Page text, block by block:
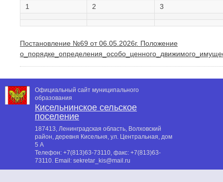
1
2 3
Постановление №69 от 06.05.2026г. Положение
Официальный сайт муниципального
образования
Кисельнинское сельское
поселение
187413, Ленинградская область, Волховский
район, деревня Кисельня, ул. Центральная, дом
5 А
Телефон: +7(813)63-73110, факс: +7(813)63-
73110. Email: sekretar_kis@mail.ru